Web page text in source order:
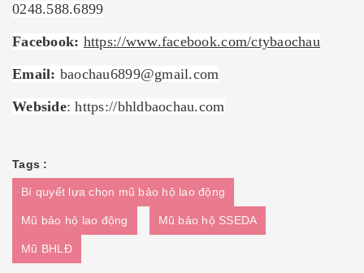
0248.588.6899
Facebook: https://www.facebook.com/ctybaochau
Email: baochau6899@gmail.com
Webside:https://bhldbaochau.com
Tags :
Bí quyết lựa chọn mũ bảo hộ lao động
Mũ bảo hộ lao động Mũ bảo hộ SSEDA
Mũ BHLĐ